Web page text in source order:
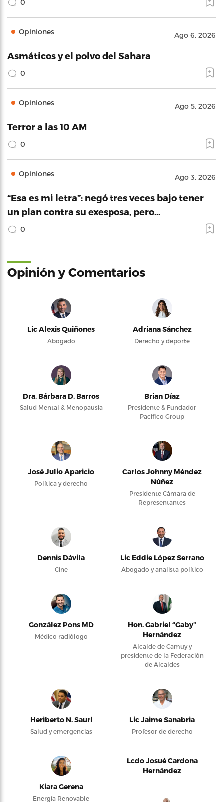
0
Opiniones Ago 6, 2026
Asmáticos y el polvo del Sahara
0
Opiniones Ago 5, 2026
Terror a las 10 AM
0
Opiniones Ago 3, 2026
“Esa es mi letra”: negó tres veces bajo tener
un plan contra su exesposa, pero…
0
Opinión y Comentarios
Lic Alexis Quiñones
Abogado
Adriana Sánchez
Derecho y deporte
Dra. Bárbara D. Barros
Salud Mental & Menopausia
Brian Díaz
Presidente & Fundador
Pacifico Group
José Julio Aparicio
Política y derecho
Carlos Johnny Méndez
Núñez
Presidente Cámara de
Representantes
Dennis Dávila
Cine
Lic Eddie López Serrano
Abogado y analista político
González Pons MD
Médico radiólogo
Hon. Gabriel “Gaby”
Hernández
Alcalde de Camuy y
presidente de la Federación
de Alcaldes
Heriberto N. Saurí
Salud y emergencias
Lic Jaime Sanabria
Profesor de derecho
Kiara Gerena
Energía Renovable
Lcdo Josué Cardona
Hernández